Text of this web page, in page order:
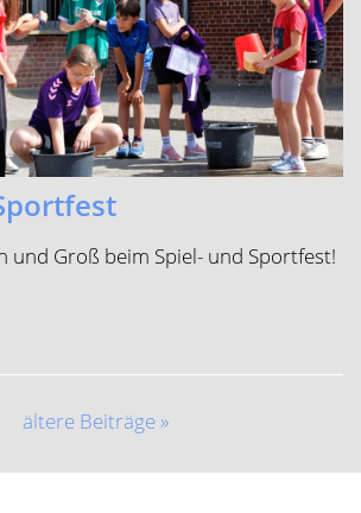
und Groß beim Spiel- und Sportfest!
ältere Beiträge »